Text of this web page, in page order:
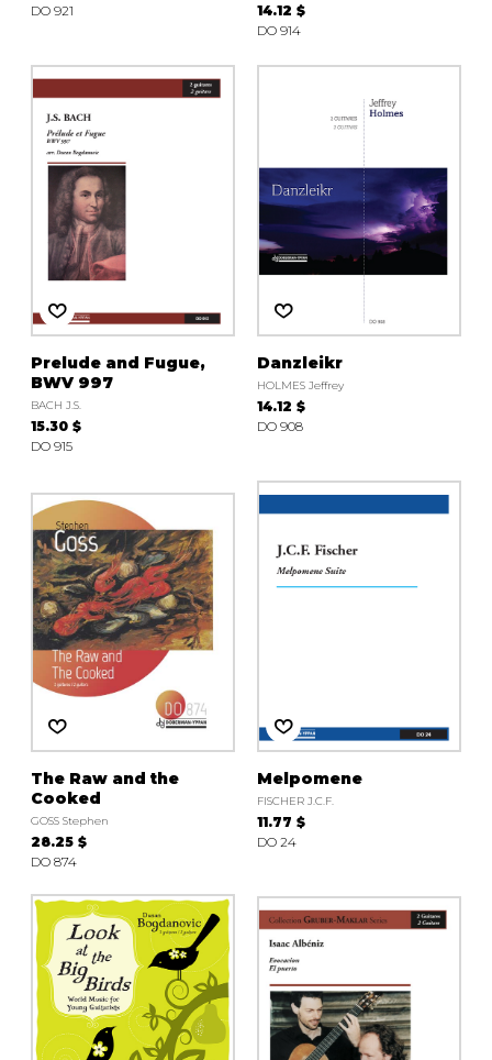
DO 921
14.12 $
DO 914
Prelude and Fugue,
BWV 997
BACH J.S.
15.30 $
DO 915
Danzleikr
HOLMES Jeffrey
14.12 $
DO 908
The Raw and the
Cooked
GOSS Stephen
28.25 $
DO 874
Melpomene
FISCHER J.C.F.
11.77 $
DO 24